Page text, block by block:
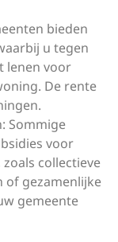
bieden
u tegen
lenen voor
De rente
Sommige
voor
collectieve
of gezamenlijke
gemeente